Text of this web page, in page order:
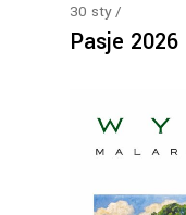
30 sty
Pasje 2026